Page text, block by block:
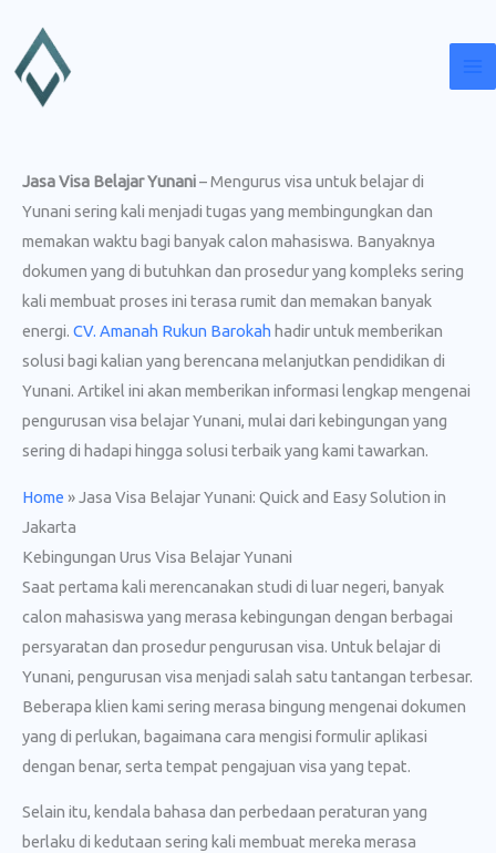
konten
Jasa Visa Belajar Yunani– Mengurus visa untuk belajar di
Yunani sering kali menjadi tugas yang membingungkan dan
memakan waktu bagi banyak calon mahasiswa. Banyaknya
dokumen yang di butuhkan dan prosedur yang kompleks sering
kali membuat proses ini terasa rumit dan memakan banyak
energi. CV. Amanah Rukun Barokah hadir untuk memberikan
solusi bagi kalian yang berencana melanjutkan pendidikan di
Yunani. Artikel ini akan memberikan informasi lengkap mengenai
pengurusan visa belajar Yunani, mulai dari kebingungan yang
sering di hadapi hingga solusi terbaik yang kami tawarkan.
Home »Jasa Visa Belajar Yunani: Quick and Easy Solution in
Jakarta
Kebingungan Urus Visa Belajar Yunani
Saat pertama kali merencanakan studi di luar negeri, banyak
calon mahasiswa yang merasa kebingungan dengan berbagai
persyaratan dan prosedur pengurusan visa. Untuk belajar di
Yunani, pengurusan visa menjadi salah satu tantangan terbesar.
Beberapa klien kami sering merasa bingung mengenai dokumen
yang di perlukan, bagaimana cara mengisi formulir aplikasi
dengan benar, serta tempat pengajuan visa yang tepat.
Selain itu, kendala bahasa dan perbedaan peraturan yang
berlaku di kedutaan sering kali membuat mereka merasa